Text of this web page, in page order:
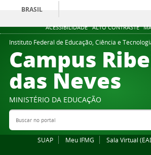
ACESSIBILIDADE ALTO CONTRASTE
BRASIL
Instituto Federal de Educação, Ciência e
Campus
das Neves
MINISTÉRIO DA EDUCAÇÃO
Buscar no portal
SUAP Meu IFMG Sala Virtual